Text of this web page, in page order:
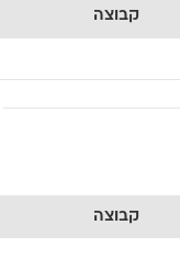
קבוצה
קבוצה